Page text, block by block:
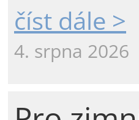
číst dále >
4. srpna 2026